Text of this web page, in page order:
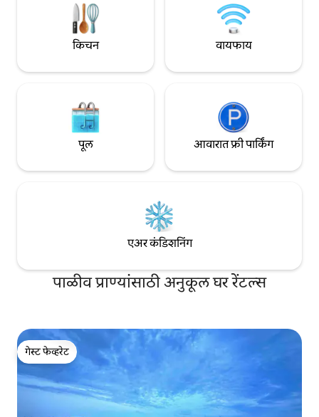
किचन वायफाय
पूल आवारात फ्री पार्किंग
एअर कंडिशनिंग
पाळीव प्राण्यांसाठी अनुकूल घर रेंटल्स
गेस्ट फेव्हरेट
गेस्ट फेव्हरेट